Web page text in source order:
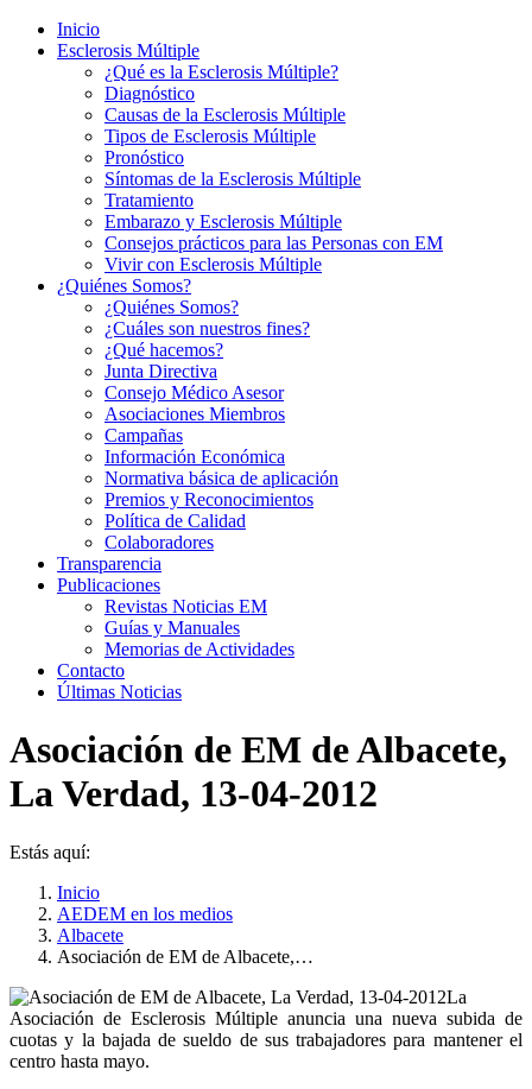
Inicio
Esclerosis Múltiple
¿Qué es la Esclerosis Múltiple?
Diagnóstico
Causas de la Esclerosis Múltiple
Tipos de Esclerosis Múltiple
Pronóstico
Síntomas de la Esclerosis Múltiple
Tratamiento
Embarazo y Esclerosis Múltiple
Consejos prácticos para las Personas con EM
Vivir con Esclerosis Múltiple
¿Quiénes Somos?
¿Quiénes Somos?
¿Cuáles son nuestros fines?
¿Qué hacemos?
Junta Directiva
Consejo Médico Asesor
Asociaciones Miembros
Campañas
Información Económica
Normativa básica de aplicación
Premios y Reconocimientos
Política de Calidad
Colaboradores
Transparencia
Publicaciones
Revistas Noticias EM
Guías y Manuales
Memorias de Actividades
Contacto
Últimas Noticias
Asociación de EM de Albacete,
La Verdad, 13-04-2012
Estás aquí:
Inicio
AEDEM en los medios
Albacete
Asociación de EM de Albacete,…
La
Asociación de Esclerosis Múltiple anuncia una nueva subida de
cuotas y la bajada de sueldo de sus trabajadores para mantener el
centro hasta mayo.